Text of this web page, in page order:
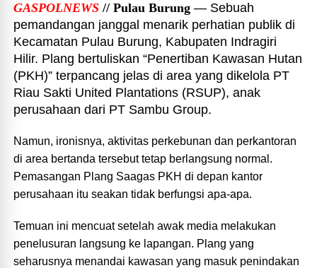
GASPOLNEWS // Pulau Burung — Sebuah
pemandangan janggal menarik perhatian publik di
Kecamatan Pulau Burung, Kabupaten Indragiri
Hilir. Plang bertuliskan “Penertiban Kawasan Hutan
(PKH)” terpancang jelas di area yang dikelola PT
Riau Sakti United Plantations (RSUP), anak
perusahaan dari PT Sambu Group.
Namun, ironisnya, aktivitas perkebunan dan perkantoran
di area bertanda tersebut tetap berlangsung normal.
Pemasangan Plang Saagas PKH di depan kantor
perusahaan itu seakan tidak berfungsi apa-apa.
Temuan ini mencuat setelah awak media melakukan
penelusuran langsung ke lapangan. Plang yang
seharusnya menandai kawasan yang masuk penindakan